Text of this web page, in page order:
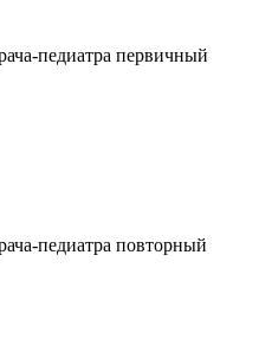
педиатра первичный
педиатра повторный